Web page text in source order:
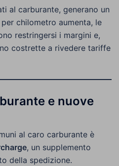
al carburante, generano un
chilometro aumenta, le
restringersi i margini e,
costrette a rivedere tariffe
e nuove
al caro carburante è
, un supplemento
della spedizione.